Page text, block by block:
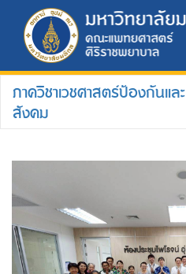
ภาควิชาเวชศาสตร์ป้องกันและ
สังคม